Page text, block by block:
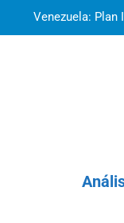
Venezuela: Plan
La
Venezuela:
la